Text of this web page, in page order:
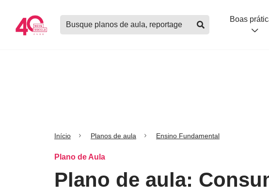
Buscar
planos
Boas
Início Planos de aula Ensino Fundamental
Plano de Aula
Plano de aula: